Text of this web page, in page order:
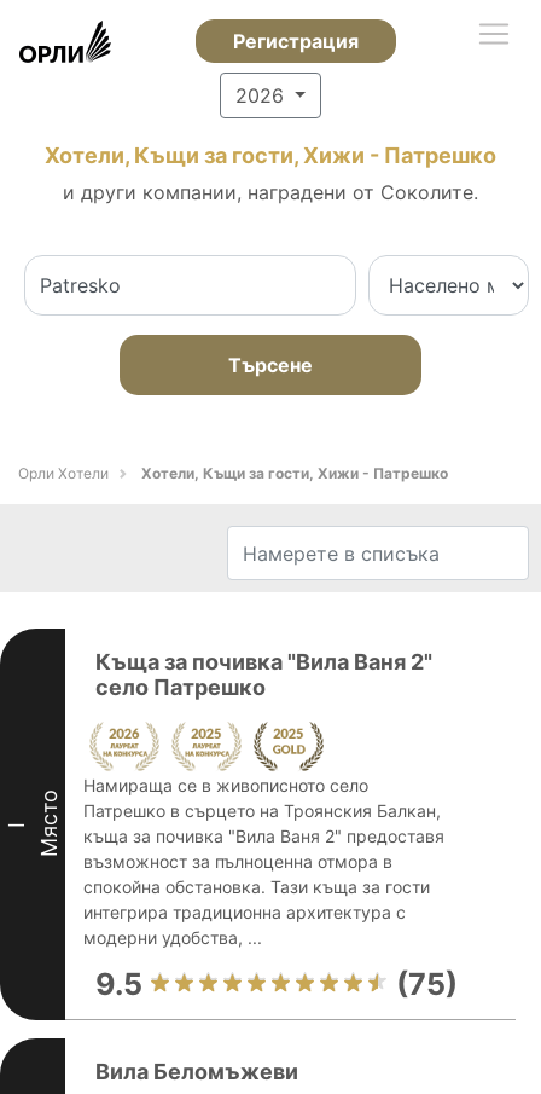
Регистрация
2026
Хотели, Къщи за гости, Хижи - Патрешко
и други компании, наградени от Соколите.
Търсене
Орли Хотели Хотели, Къщи за гости, Хижи - Патрешко
I Място
Къща за почивка "Вила Ваня 2"
село Патрешко
Намираща се в живописното село
Патрешко в сърцето на Троянския Балкан,
къща за почивка "Вила Ваня 2" предоставя
възможност за пълноценна отмора в
спокойна обстановка. Тази къща за гости
интегрира традиционна архитектура с
модерни удобства, ...
9.5 (75)
Вила Беломъжеви